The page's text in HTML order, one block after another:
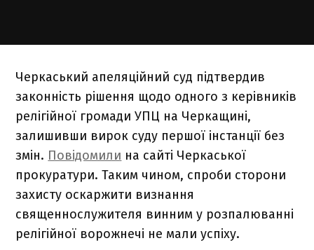
Черкаський апеляційний суд підтвердив
законність рішення щодо одного з керівників
релігійної громади УПЦ на Черкащині,
залишивши вирок суду першої інстанції без
змін. Повідомили на сайті Черкаської
прокуратури. Таким чином, спроби сторони
захисту оскаржити визнання
священнослужителя винним у розпалюванні
релігійної ворожнечі не мали успіху.